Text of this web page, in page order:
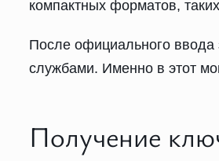
компактных форматов,
После официального ввода
службами. Именно в этот
Получение